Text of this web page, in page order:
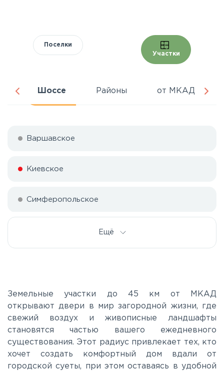
Поселки
Участки
Шоссе Районы от МКАД
Варшавское
Киевское
Симферопольское
Ещё
Земельные участки до 45 км от МКАД
открывают двери в мир загородной жизни, где
свежий воздух и живописные ландшафты
становятся частью вашего ежедневного
существования. Этот радиус привлекает тех, кто
хочет создать комфортный дом вдали от
городской суеты, при этом оставаясь в удобной